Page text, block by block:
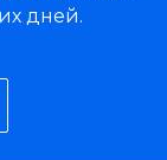
дней.